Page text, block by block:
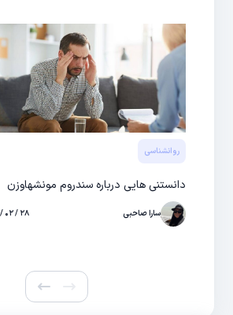
روانشناسی
دانستنی هایی درباره سندروم مونشهاوزن
سارا صاحبی ۲۸ / ۰۲ / ۰۰